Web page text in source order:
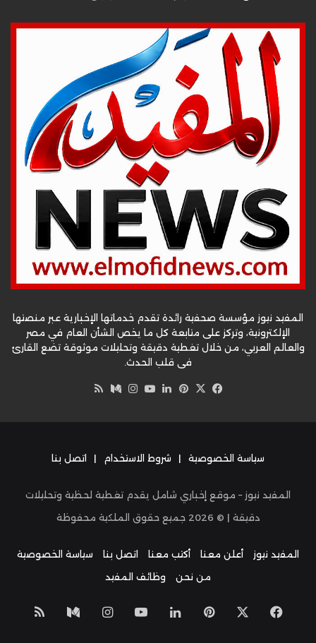
المفيد نيوز مؤسسة صحفية رائدة تقدم خدماتها الإخبارية عبر منصتها
الإلكترونية، وتركز على متابعة كل ما يخص الشأن العام في مصر
والعالم العربي، من خلال تغطية دقيقة وتحليلات موثوقة تضع القارئ
في قلب الحدث.
فيسبوك
‫X بينتيريست
لينكدإن‫YouTube
انستقرام
وسط
سياسة الخصوصية | شروط الاستخدام | اتصل بنا
المفيد نيوز – موقع إخباري شامل يقدم تغطية لحظية وتحليلات
دقيقة | © 2026 جميع حقوق الملكية محفوظة
المفيد نيوز أعلن معنا أكتب معنا اتصل بنا
سياسة الخصوصية
من نحن
وظائف المفيد
فيسبوك بينتيريست
لينكدإن‫YouTube
انستقراموسط